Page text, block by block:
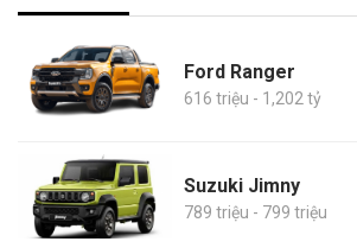
Ford Ranger
616 triệu - 1,202 tỷ
Suzuki Jimny
789 triệu - 799 triệu